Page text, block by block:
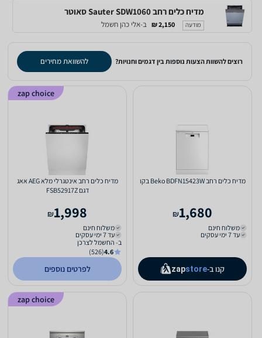
מדיח כלים ‏רחב Sauter SDW1060 סאוטר
מודעה 2,150 ₪ ב-אלי כהן חשמל
רוצים להשוות הצעות נוספות בין דגמים וחנויות? להשוואת מחירים
מדיח כלים ‏רחב Beko BDFN15423W בקו
1,680
₪
משלוח חינם
עד 7 ימי עסקים
קנו ב- zapstore
מדיח כלים רחב אינטגרלי מלא AEG אאג
דגם FSB52917Z
1,998
₪
משלוח חינם
עד 7 ימי עסקים
ב- החשמל לצרכן
4.6
(526)
לפרטים נוספים
zap choice
zap choice